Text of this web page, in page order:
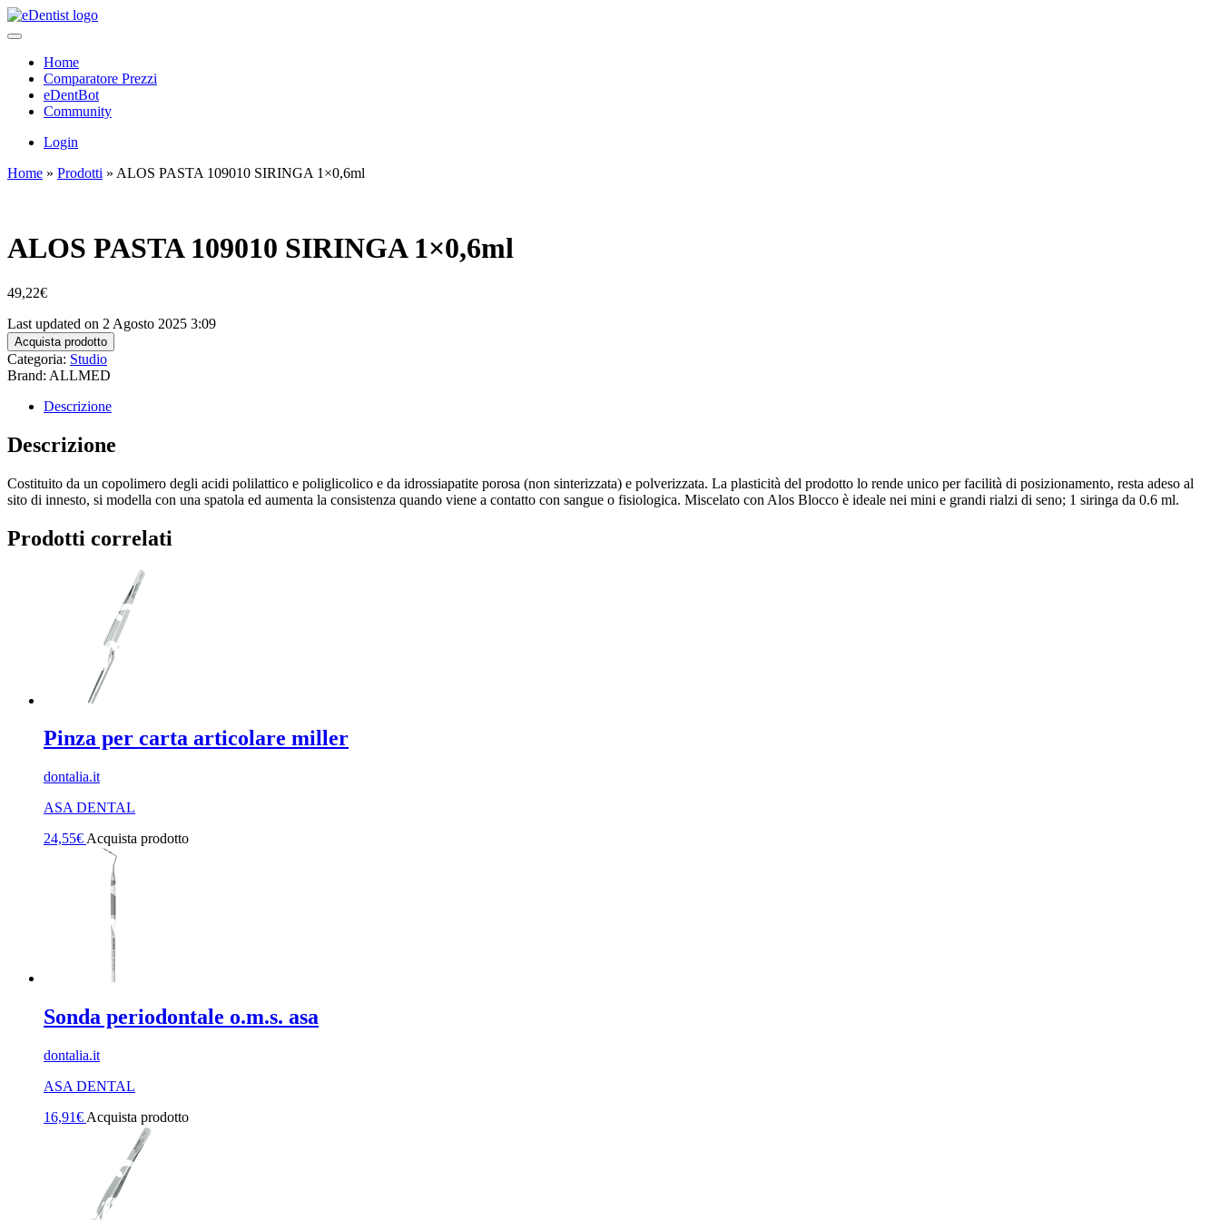
Home
Comparatore Prezzi
eDentBot
Community
Login
Home » Prodotti » ALOS PASTA 109010 SIRINGA 1×0,6ml
ALOS PASTA 109010 SIRINGA 1×0,6ml
49,22€
Last updated on 2 Agosto 2025 3:09
Acquista prodotto
Categoria: Studio
Brand: ALLMED
Descrizione
Descrizione
Costituito da un copolimero degli acidi polilattico e poliglicolico e da idrossiapatite porosa (non sinterizzata) e polverizzata. La plasticità del prodotto lo rende unico per facilità di posizionamento, resta adeso al
sito di innesto, si modella con una spatola ed aumenta la consistenza quando viene a contatto con sangue o fisiologica. Miscelato con Alos Blocco è ideale nei mini e grandi rialzi di seno; 1 siringa da 0.6 ml.
Prodotti correlati
Pinza per carta articolare miller
dontalia.it
ASA DENTAL
24,55€ Acquista prodotto
Sonda periodontale o.m.s. asa
dontalia.it
ASA DENTAL
16,91€ Acquista prodotto